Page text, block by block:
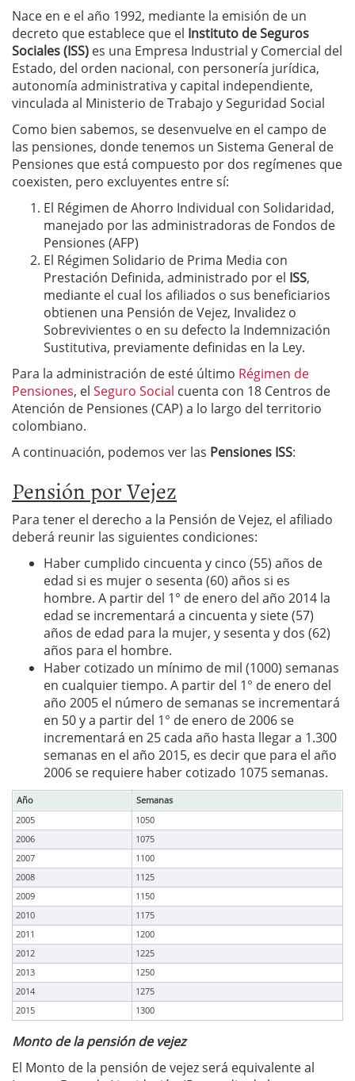
Nace en e el año 1992, mediante la emisión de un
decreto que establece que el Instituto de Seguros
Sociales (ISS) es una Empresa Industrial y Comercial del
Estado, del orden nacional, con personería jurídica,
autonomía administrativa y capital independiente,
vinculada al Ministerio de Trabajo y Seguridad Social
Como bien sabemos, se desenvuelve en el campo de
las pensiones, donde tenemos un Sistema General de
Pensiones que está compuesto por dos regímenes que
coexisten, pero excluyentes entre sí:
El Régimen de Ahorro Individual con Solidaridad,
manejado por las administradoras de Fondos de
Pensiones (AFP)
El Régimen Solidario de Prima Media con
Prestación Definida, administrado por el ISS,
mediante el cual los afiliados o sus beneficiarios
obtienen una Pensión de Vejez, Invalidez o
Sobrevivientes o en su defecto la Indemnización
Sustitutiva, previamente definidas en la Ley.
Para la administración de esté último Régimen de
Pensiones, el Seguro Social cuenta con 18 Centros de
Atención de Pensiones (CAP) a lo largo del territorio
colombiano.
A continuación, podemos ver las Pensiones ISS:
Pensión por Vejez
Para tener el derecho a la Pensión de Vejez, el afiliado
deberá reunir las siguientes condiciones:
Haber cumplido cincuenta y cinco (55) años de
edad si es mujer o sesenta (60) años si es
hombre. A partir del 1° de enero del año 2014 la
edad se incrementará a cincuenta y siete (57)
años de edad para la mujer, y sesenta y dos (62)
años para el hombre.
Haber cotizado un mínimo de mil (1000) semanas
en cualquier tiempo. A partir del 1° de enero del
año 2005 el número de semanas se incrementará
en 50 y a partir del 1° de enero de 2006 se
incrementará en 25 cada año hasta llegar a 1.300
semanas en el año 2015, es decir que para el año
2006 se requiere haber cotizado 1075 semanas.
Año
Semanas
2005
1050
2006
1075
2007
1100
2008
1125
2009
1150
2010
1175
2011
1200
2012
1225
2013
1250
2014
1275
2015
1300
Monto de la pensión de vejez
El Monto de la pensión de vejez será equivalente al